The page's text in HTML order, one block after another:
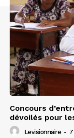
Concours
dévoilés pour
Levisionnaire -